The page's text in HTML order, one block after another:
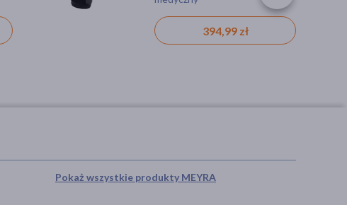
394,99 zł
Pokaż wszystkie produkty MEYRA